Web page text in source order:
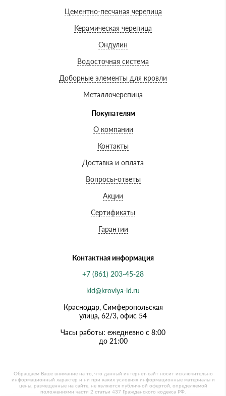
Цементно-песчаная черепица
Керамическая черепица
Ондулин
Водосточная система
Доборные элементы для кровли
Металлочерепица
Покупателям
О компании
Контакты
Доставка и оплата
Вопросы-ответы
Акции
Сертификаты
Гарантии
Контактная информация
+7 (861) 203-45-28
kld@krovlya-ld.ru
Краснодар, Симферопольская
улица, 62/3, офис 54
Часы работы: ежедневно с 8:00
до 21:00